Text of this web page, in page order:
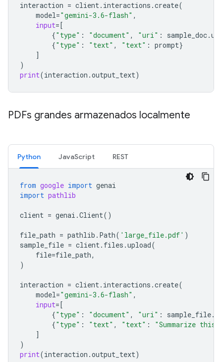
interaction = client. interactions .create(
model="gemini-3.6-flash" ,
input=[
{"type" : "document" , "uri" : sample_doc.
{"type" : "text" , "text" : prompt}
]
)
print(interaction .output_text)
PDFs grandes armazenados localmente
Python JavaScript REST
from google import genai
import pathlib
client = genai .Client()
file_path = pathlib . Path( 'large_file.pdf' )
sample_file = client. files .upload(
file=file_path,
)
interaction = client. interactions .create(
model="gemini-3.6-flash" ,
input=[
{"type" : "document" , "uri" : sample_file.
{"type" : "text" , "text" :
"Summarize this
]
)
print(interaction .output_text)